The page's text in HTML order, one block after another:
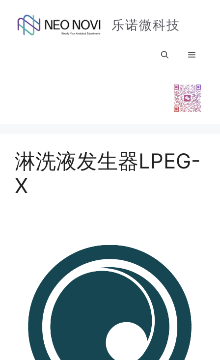
乐诺微科技
淋洗液发生器LPEG-
X